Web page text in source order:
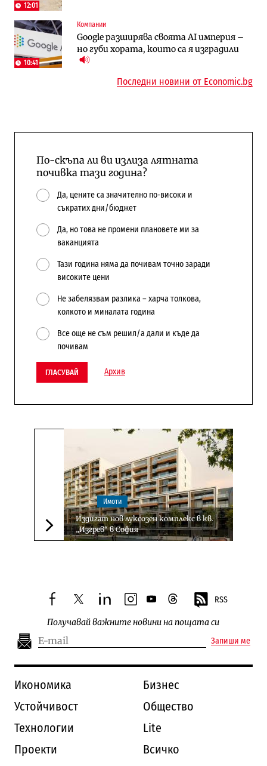
12:01
10:41
Компании
Google разширява своята AI империя –
но губи хората, които са я изградили
To:know
Последни дни с обозначаване на цените
в лева: Какво предстои?
Компании
А1 отново е лидер при технологичните
компании и системните интегратори
Последни новини от Economic.bg
По-скъпа ли ви излиза лятната
почивка тази година?
Да, цените са значително по-високи и
съкратих дни/бюджет
Да, но това не промени плановете ми за
ваканцията
Тази година няма да почивам точно заради
високите цени
Не забелязвам разлика – харча толкова,
колкото и миналата година
Все още не съм решил/а дали и къде да
почивам
ГЛАСУВАЙ Архив
Следваща новина
Имоти
Издигат нов луксозен комплекс в кв.
„Изгрев“ в София
facebooktwitterlinkedininstagram
youtubethreads RSS
Получавай важните новини на пощата си
Запиши ме
Икономика
Бизнес
Устойчивост
Общество
Технологии
Lite
Проекти
Всичко